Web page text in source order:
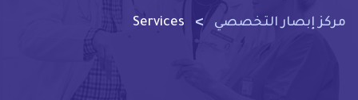
مركز إبصار التخصصي >
Services